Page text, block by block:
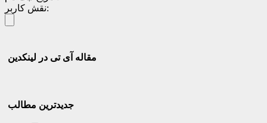
نقش کاربر:
مقاله آی تی در لینکدین
جدیدترین مطالب